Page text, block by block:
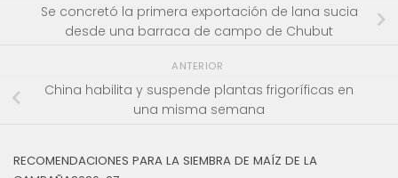
Se concretó la primera exportación de lana sucia
desde una barraca de campo de Chubut
ANTERIOR
China habilita y suspende plantas frigoríficas en
una misma semana
RECOMENDACIONES PARA LA SIEMBRA DE MAÍZ DE LA